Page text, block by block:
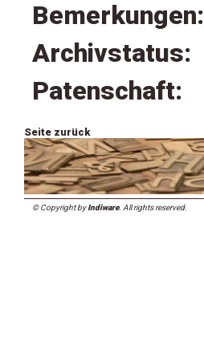
Bemerkungen:
Archivstatus:
Patenschaft:
Seite zurück
© Copyright byIndiware. All rights reserved.